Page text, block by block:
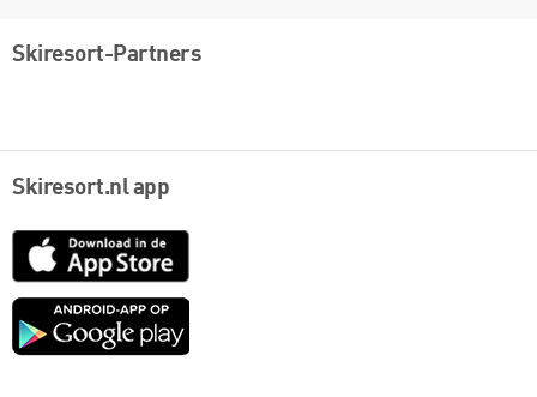
Skiresort-Partners
Skiresort.nl app
App
Google